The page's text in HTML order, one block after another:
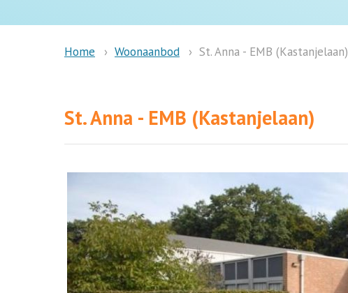
Home Woonaanbod St. Anna - EMB (Kastanjelaan)
St. Anna - EMB (Kastanjelaan)